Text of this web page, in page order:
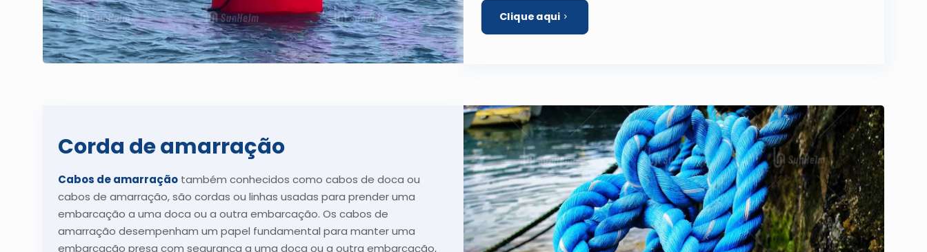
Clique aqui
Corda de amarração
Cabos de amarração também conhecidos como cabos de doca ou
cabos de amarração, são cordas ou linhas usadas para prender uma
embarcação a uma doca ou a outra embarcação. Os cabos de
amarração desempenham um papel fundamental para manter uma
embarcação presa com segurança a uma doca ou a outra embarcação,